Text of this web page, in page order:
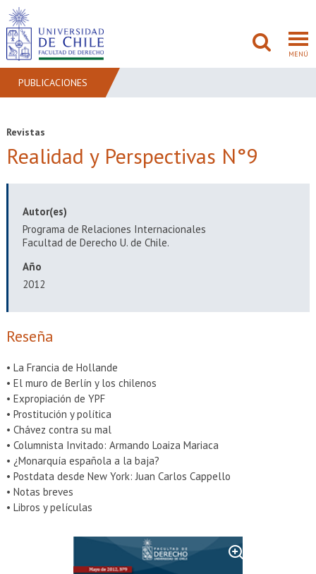
MENÚ
PREGRADO
POSTGRADO
EXTENSIÓN
Egresados
PUBLICACIONES
Revistas
Realidad y Perspectivas N°9
Autor(es)
Programa de Relaciones Internacionales
Facultad de Derecho U. de Chile.
Año
2012
Reseña
• La Francia de Hollande
• El muro de Berlín y los chilenos
• Expropiación de YPF
• Prostitución y política
• Chávez contra su mal
• Columnista Invitado: Armando Loaiza Mariaca
• ¿Monarquía española a la baja?
• Postdata desde New York: Juan Carlos Cappello
• Notas breves
• Libros y películas